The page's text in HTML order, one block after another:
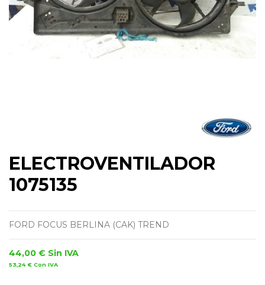
ELECTROVENTILADOR
1075135
FORD FOCUS BERLINA (CAK) TREND
44,00 € Sin IVA
53,24 € Con IVA